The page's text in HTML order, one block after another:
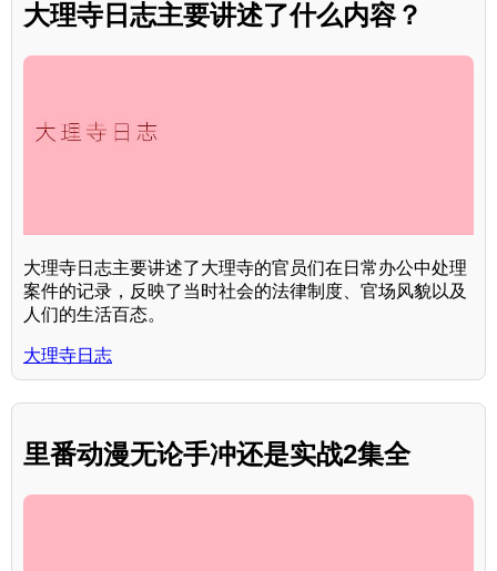
大理寺日志主要讲述了什么内容？
大理寺日志主要讲述了大理寺的官员们在日常办公中处理
案件的记录，反映了当时社会的法律制度、官场风貌以及
人们的生活百态。
大理寺日志
里番动漫无论手冲还是实战2集全